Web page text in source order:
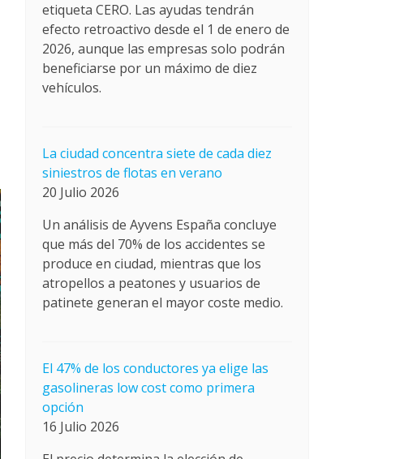
etiqueta CERO. Las ayudas tendrán
efecto retroactivo desde el 1 de enero de
2026, aunque las empresas solo podrán
beneficiarse por un máximo de diez
vehículos.
La ciudad concentra siete de cada diez
siniestros de flotas en verano
20 Julio 2026
Un análisis de Ayvens España concluye
que más del 70% de los accidentes se
produce en ciudad, mientras que los
atropellos a peatones y usuarios de
patinete generan el mayor coste medio.
El 47% de los conductores ya elige las
gasolineras low cost como primera
opción
16 Julio 2026